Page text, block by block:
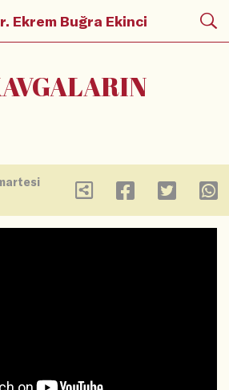
Ekrem Buğra Ekinci